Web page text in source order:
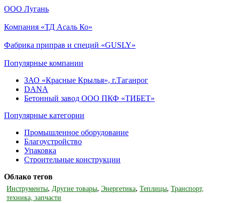
ООО Лугань
Компания «ТД Асаль Ко»
Фабрика приправ и специй «GUSLY»
Популярные компании
ЗАО «Красные Крылья», г.Таганрог
DANA
Бетонный завод ООО ПКФ «ТИБЕТ»
Популярные категории
Промышленное оборудование
Благоустройство
Упаковка
Строительные конструкции
Облако тегов
Инструменты, Другие товары, Энергетика, Теплицы, Транспорт,
техника, запчасти